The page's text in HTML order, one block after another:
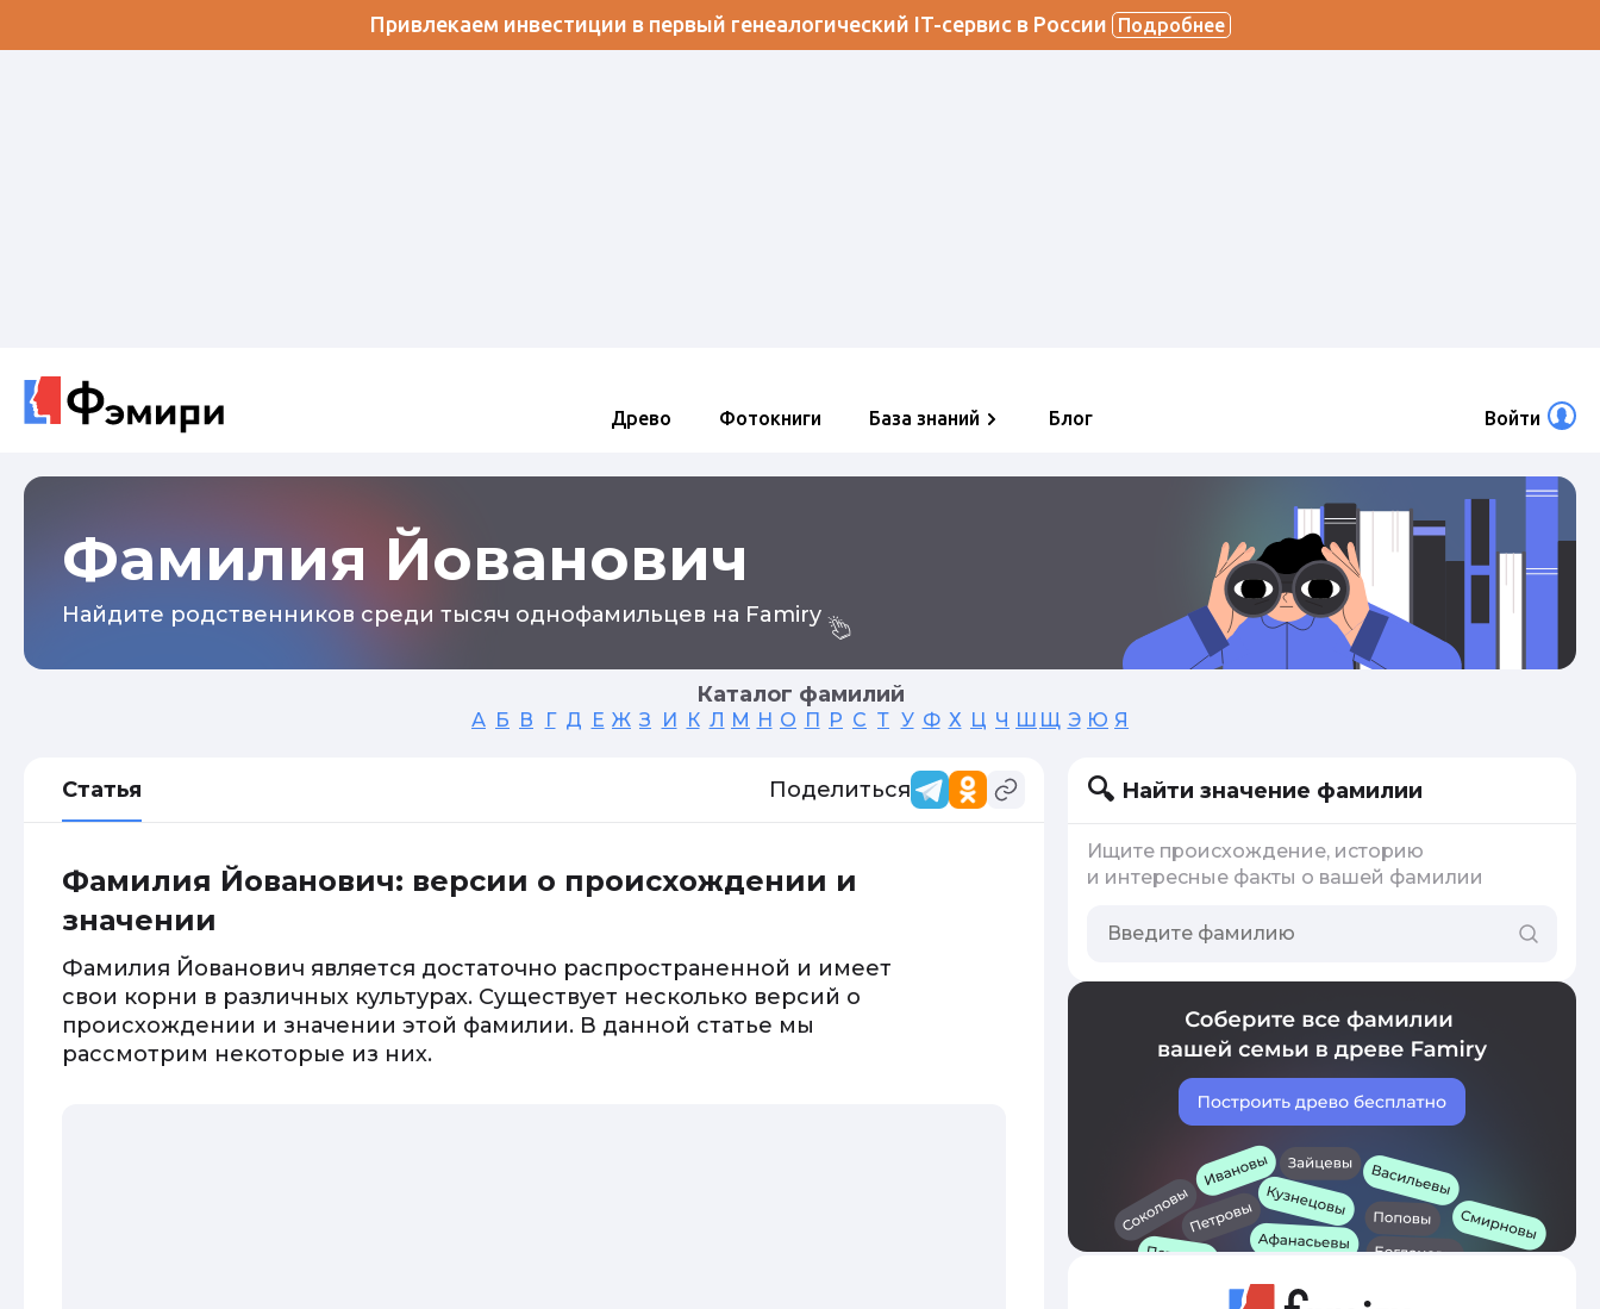
Привлекаем инвестиции в первый генеалогический IT-сервис в России Подробнее
Древо Фотокниги База знаний Блог Войти
Фамилия Йованович
Найдите родственников среди тысяч однофамильцев на Famiry
Каталог фамилий
А Б В Г Д Е Ж З И К Л М Н О П Р С Т У Ф Х Ц Ч Ш Щ Э Ю Я
Статья Поделиться
Фамилия Йованович: версии о происхождении и
значении
Фамилия Йованович является достаточно распространенной и имеет
свои корни в различных культурах. Существует несколько версий о
происхождении и значении этой фамилии. В данной статье мы
рассмотрим некоторые из них.
Найти значение фамилии
Ищите происхождение, историю
и интересные факты о вашей фамилии